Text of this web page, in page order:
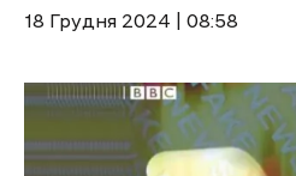
18 Грудня 2024 | 08:58